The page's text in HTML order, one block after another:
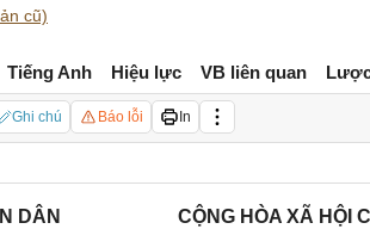
cũ)
Tiếng Anh Hiệu lực VB liên quan
Ghi chú Báo lỗi In
DÂN
CỘNG HÒA XÃ HỘI